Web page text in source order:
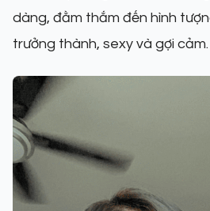
dàng, đằm thắm đến hình
trưởng thành, sexy và gợi cảm.